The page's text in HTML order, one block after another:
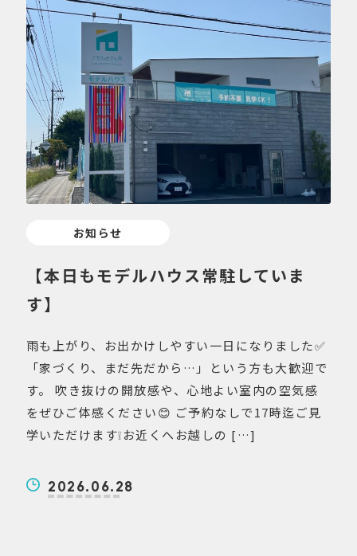
9:00～18:00 | 定休日／水曜日
お知らせ
【本日もモデルハウス常駐していま
す】
雨も上がり、お出かけしやすい一日になりました✅
「家づくり、まだ先だから…」という方も大歓迎で
す。 吹き抜けの開放感や、心地よい室内の空気感
をぜひご体感ください😊 ご予約なしで17時迄ご見
学いただけます❕お近くへお越しの […]
2026.06.28